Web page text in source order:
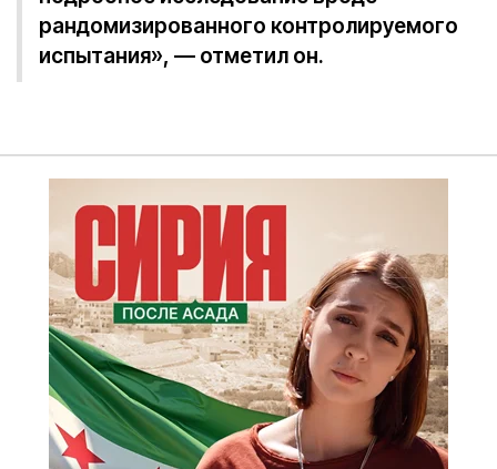
рандомизированного контролируемого
испытания», — отметил он.